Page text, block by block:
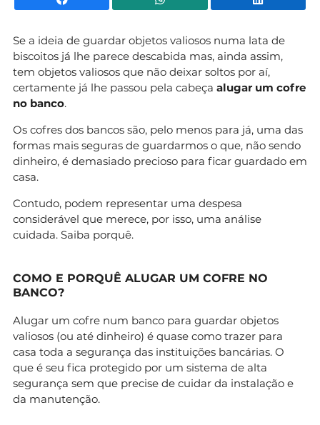
Se a ideia de guardar objetos valiosos numa lata de
biscoitos já lhe parece descabida mas, ainda assim,
tem objetos valiosos que não deixar soltos por aí,
certamente já lhe passou pela cabeça alugar um cofre
no banco.
Os cofres dos bancos são, pelo menos para já, uma das
formas mais seguras de guardarmos o que, não sendo
dinheiro, é demasiado precioso para ficar guardado em
casa.
Contudo, podem representar uma despesa
considerável que merece, por isso, uma análise
cuidada. Saiba porquê.
COMO E PORQUÊ ALUGAR UM COFRE NO
BANCO?
Alugar um cofre num banco para guardar objetos
valiosos (ou até dinheiro) é quase como trazer para
casa toda a segurança das instituições bancárias. O
que é seu fica protegido por um sistema de alta
segurança sem que precise de cuidar da instalação e
da manutenção.